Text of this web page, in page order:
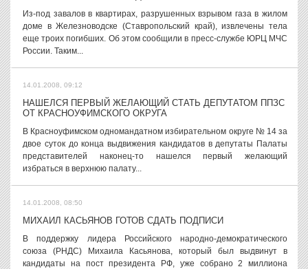
Из-под завалов в квартирах, разрушенных взрывом газа в жилом
доме в Железноводске (Ставропольский край), извлечены тела
еще троих погибших. Об этом сообщили в пресс-службе ЮРЦ МЧС
России. Таким...
14.01.2008, 09:12
НАШЕЛСЯ ПЕРВЫЙ ЖЕЛАЮЩИЙ СТАТЬ ДЕПУТАТОМ ППЗС
ОТ КРАСНОУФИМСКОГО ОКРУГА
В Красноуфимском одномандатном избирательном округе № 14 за
двое суток до конца выдвижения кандидатов в депутаты Палаты
представителей наконец-то нашелся первый желающий
избраться в верхнюю палату...
14.01.2008, 08:50
МИХАИЛ КАСЬЯНОВ ГОТОВ СДАТЬ ПОДПИСИ
В поддержку лидера Российского народно-демократического
союза (РНДС) Михаила Касьянова, который был выдвинут в
кандидаты на пост президента РФ, уже собрано 2 миллиона